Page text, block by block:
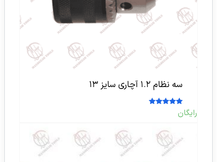
سه نظام ۱.۲ آچاری سایز ۱۳
5.00رایگان